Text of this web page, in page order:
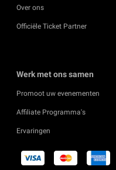
Over ons
Officiële Ticket Partner
Werk met ons samen
Promoot uw evenementen
Affiliate Programma's
Ervaringen